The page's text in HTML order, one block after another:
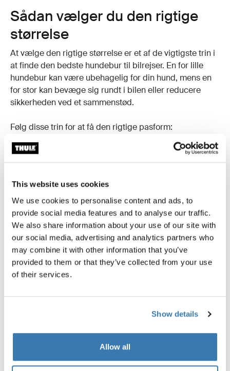
This website uses cookies
We use cookies to personalise content and ads, to
provide social media features and to analyse our traffic.
We also share information about your use of our site with
our social media, advertising and analytics partners who
may combine it with other information that you’ve
provided to them or that they’ve collected from your use
of their services.
Show details
Allow all
Sådan vælger du den rigtige
størrelse
At vælge den rigtige størrelse er et af de vigtigste trin i
at finde den bedste hundebur til bilrejser. En for lille
hundebur kan være ubehagelig for din hund, mens en
for stor kan bevæge sig rundt i bilen eller reducere
sikkerheden ved et sammenstød.
Følg disse trin for at få den rigtige pasform:
Mål din hund
For at sikre, at kassen passer, skal du måle din hunds
skulderbladene).
Tjek din bils dimensioner
Mål dybden fra bagsæderne til enden af
bagagerummet og højden fra gulvet til det laveste
punkt på døren eller loftet, og læg mærke til eventuelle
skæve eller lavthængende kanter.
Brug pasformsguide fra Thule
Allax-model, der passer bedst til din bil og din hunds